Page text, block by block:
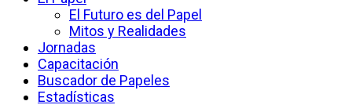
El Futuro es del Papel
Mitos y Realidades
Jornadas
Capacitación
Buscador de Papeles
Estadísticas